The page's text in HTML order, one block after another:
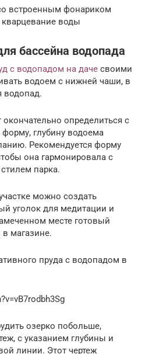
встроенным фонариком
воды
бассейна водопада
с водопадом на даче своими
водоем с нижней чаши, в
водопад.
определиться с
глубину водоема
Рекомендуется форму
она гармонировала с
парка.
можно создать
уголок для медитации и
месте готовый
магазине.
пруда с водопадом в
озерко побольше,
с указанием глубины и
линии. Этот чертеж